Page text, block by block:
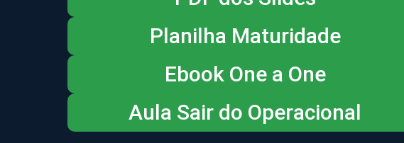
Planilha Maturidade
Ebook One a One
Aula Sair do Operacional